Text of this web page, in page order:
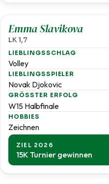
Emma Slavikova
LK 1,7
LIEBLINGSSCHLAG
Volley
LIEBLINGSSPIELER
Novak Djokovic
GRÖSSTER ERFOLG
W15 Halbfinale
HOBBIES
Zeichnen
ZIEL 2026
15K Turnier gewinnen